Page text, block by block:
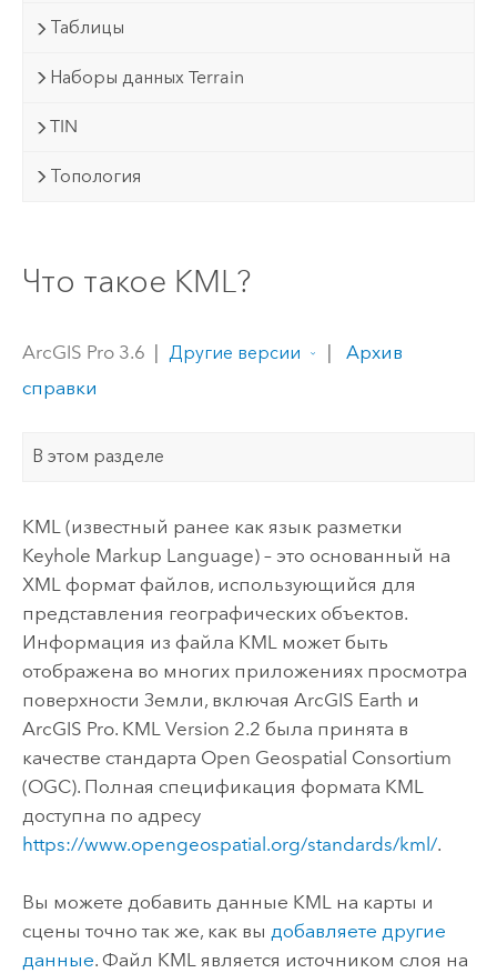
Таблицы
Наборы данных Terrain
TIN
Топология
Что такое KML?
ArcGIS Pro 3.6 | Другие версии |
Архив
справки
В этом разделе
KML (известный ранее как язык разметки
Keyhole Markup Language) – это основанный на
XML формат файлов, использующийся для
представления географических объектов.
Информация из файла KML может быть
отображена во многих приложениях просмотра
поверхности Земли, включая ArcGIS Earth и
ArcGIS Pro. KML Version 2.2 была принята в
качестве стандарта Open Geospatial Consortium
(OGC). Полная спецификация формата KML
доступна по адресу
https://www.opengeospatial.org/standards/kml/.
Вы можете добавить данные KML на карты и
сцены точно так же, как вы добавляете другие
данные. Файл KML является источником слоя на